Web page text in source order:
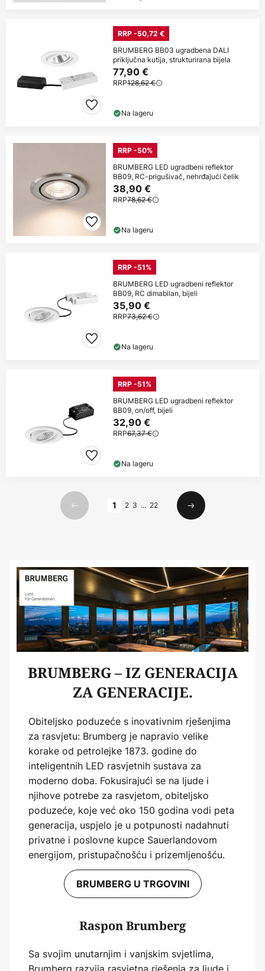
RRP -50,72 €
BRUMBERG BB03 ugradbena DALI
priključna kutija, strukturirana bijela
77,90 €
RRP128,62 €
Na lageru
RRP -50%
BRUMBERG LED ugradbeni reflektor
BB09, RC-prigušivač, nehrđajući čelik
38,90 €
RRP78,62 €
Na lageru
RRP -51%
BRUMBERG LED ugradbeni reflektor
BB09, RC dimabilan, bijeli
35,90 €
RRP73,62 €
Na lageru
RRP -51%
BRUMBERG LED ugradbeni reflektor
BB09, on/off, bijeli
32,90 €
RRP67,37 €
Na lageru
Prethodno
1 2 3 ... 22
Sljedeći
BRUMBERG – IZ GENERACIJA
ZA GENERACIJE.
Obiteljsko poduzeće s inovativnim rješenjima
za rasvjetu: Brumberg je napravio velike
korake od petrolejke 1873. godine do
inteligentnih LED rasvjetnih sustava za
moderno doba. Fokusirajući se na ljude i
njihove potrebe za rasvjetom, obiteljsko
poduzeće, koje već oko 150 godina vodi peta
generacija, uspjelo je u potpunosti nadahnuti
privatne i poslovne kupce Sauerlandovom
energijom, pristupačnošću i prizemljenošću.
BRUMBERG U TRGOVINI
Raspon Brumberg
Sa svojim unutarnjim i vanjskim svjetlima,